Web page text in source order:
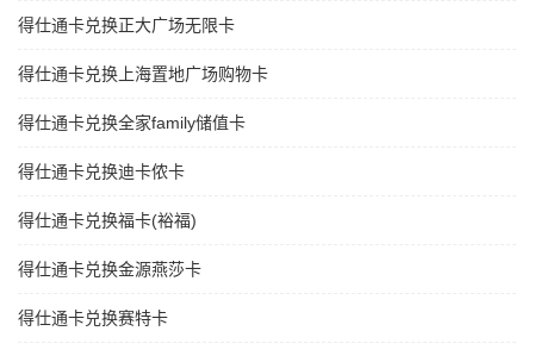
得仕通卡兑换正大广场无限卡
得仕通卡兑换上海置地广场购物卡
得仕通卡兑换全家family储值卡
得仕通卡兑换迪卡侬卡
得仕通卡兑换福卡(裕福)
得仕通卡兑换金源燕莎卡
得仕通卡兑换赛特卡